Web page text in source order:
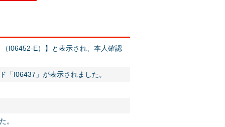
I06452-E）】と表示され、本人確認
「I06437」が表示されました。
。